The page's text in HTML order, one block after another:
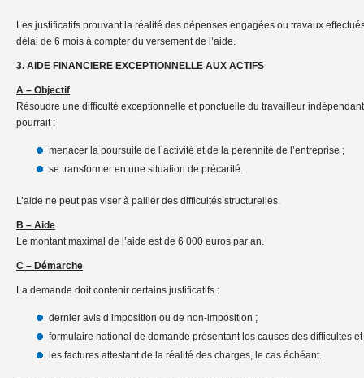
Les justificatifs prouvant la réalité des dépenses engagées ou travaux
délai de 6 mois à compter du versement de l’aide.
3. AIDE FINANCIERE EXCEPTIONNELLE AUX ACTIFS
A – Objectif
Résoudre une difficulté exceptionnelle et ponctuelle du travailleur
pourrait :
menacer la poursuite de l’activité et de la pérennité de l’entreprise ;
se transformer en une situation de précarité.
L’aide ne peut pas viser à pallier des difficultés structurelles.
B – Aide
Le montant maximal de l’aide est de 6 000 euros par an.
C – Démarche
La demande doit contenir certains justificatifs :
dernier avis d’imposition ou de non-imposition ;
formulaire national de demande présentant les causes des difficultés
les factures attestant de la réalité des charges, le cas échéant.